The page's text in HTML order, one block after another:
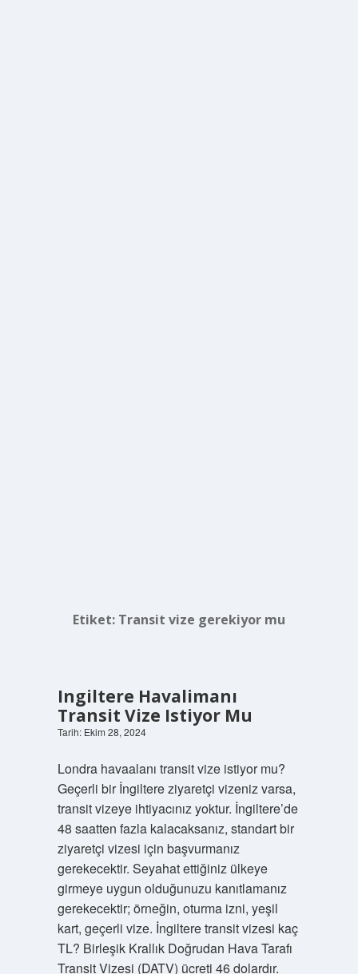
Etiket: Transit vize gerekiyor mu
Ingiltere Havalimanı
Transit Vize Istiyor Mu
Tarih: Ekim 28, 2024
Londra havaalanı transit vize istiyor mu?
Geçerli bir İngiltere ziyaretçi vizeniz varsa,
transit vizeye ihtiyacınız yoktur. İngiltere’de
48 saatten fazla kalacaksanız, standart bir
ziyaretçi vizesi için başvurmanız
gerekecektir. Seyahat ettiğiniz ülkeye
girmeye uygun olduğunuzu kanıtlamanız
gerekecektir; örneğin, oturma izni, yeşil
kart, geçerli vize. İngiltere transit vizesi kaç
TL? Birleşik Krallık Doğrudan Hava Tarafı
Transit Vizesi (DATV) ücreti 46 dolardır.